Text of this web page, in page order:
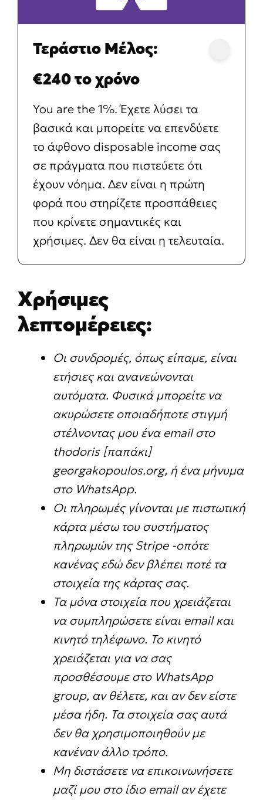
Τεράστιο Μέλος:
€240 το χρόνο
You are the 1%. Έχετε λύσει τα
βασικά και μπορείτε να επενδύετε
το άφθονο disposable income σας
σε πράγματα που πιστεύετε ότι
έχουν νόημα. Δεν είναι η πρώτη
φορά που στηρίζετε προσπάθειες
που κρίνετε σημαντικές και
χρήσιμες. Δεν θα είναι η τελευταία.
Χρήσιμες
λεπτομέρειες:
Οι συνδρομές, όπως είπαμε, είναι
ετήσιες και ανανεώνονται
αυτόματα. Φυσικά μπορείτε να
ακυρώσετε οποιαδήποτε στιγμή
στέλνοντας μου ένα email στο
thodoris [παπάκι]
georgakopoulos.org, ή ένα μήνυμα
στο WhatsApp.
Οι πληρωμές γίνονται με πιστωτική
κάρτα μέσω του συστήματος
πληρωμών της Stripe -οπότε
κανένας εδώ δεν βλέπει ποτέ τα
στοιχεία της κάρτας σας.
Τα μόνα στοιχεία που χρειάζεται
να συμπληρώσετε είναι email και
κινητό τηλέφωνο. Το κινητό
χρειάζεται για να σας
προσθέσουμε στο WhatsApp
group, αν θέλετε, και αν δεν είστε
μέσα ήδη. Τα στοιχεία σας αυτά
δεν θα χρησιμοποιηθούν με
κανέναν άλλο τρόπο.
Μη διστάσετε να επικοινωνήσετε
μαζί μου στο ίδιο email αν έχετε